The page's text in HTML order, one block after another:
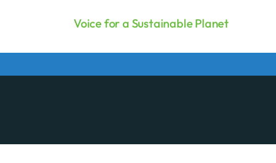
Voice for a Sustainable Planet